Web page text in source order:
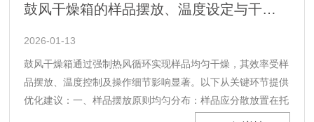
鼓风干燥箱的样品摆放、温度设定与干燥效率优化技巧
2026-01-13
鼓风干燥箱通过强制热风循环实现样品均匀干燥，其效率受样
品摆放、温度控制及操作细节影响显著。以下从关键环节提供
优化建议：一、样品摆放原则均匀分布：样品应分散放置在托
盘上，避免堆叠或紧密排列，确保热风可自由流通。例如，实